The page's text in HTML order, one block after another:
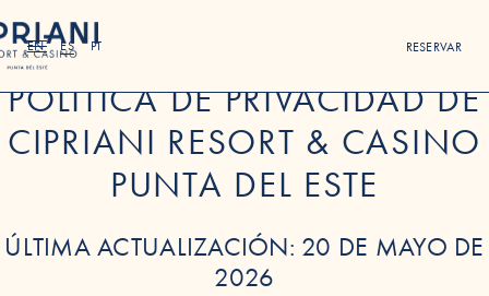
EN ES PT RESERVAR
POLÍTICA DE PRIVACIDAD
POLÍTICA DE PRIVACIDAD DE
CIPRIANI RESORT & CASINO
PUNTA DEL ESTE
ÚLTIMA ACTUALIZACIÓN: 20 DE MAYO DE
2026